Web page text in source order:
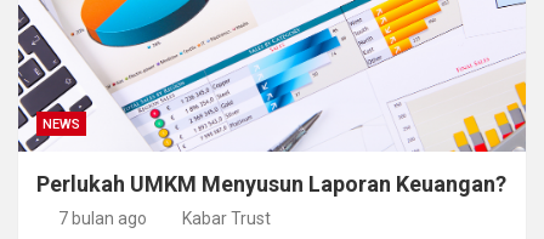
NEWS
Perlukah UMKM Menyusun Laporan Keuangan?
7 bulan ago Kabar Trust